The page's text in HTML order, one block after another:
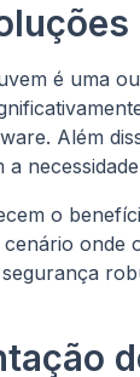
é uma
Além
o